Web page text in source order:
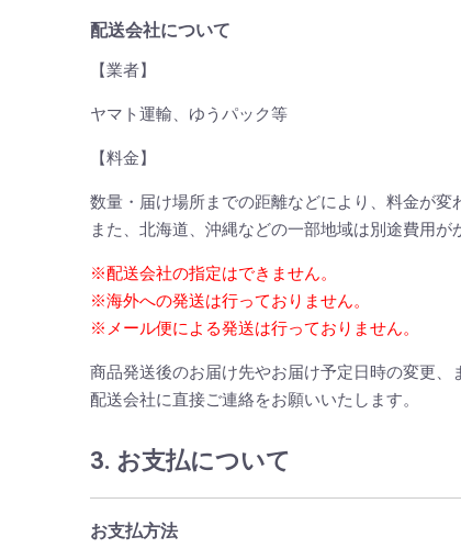
配送会社について
【業者】
ヤマト運輸、ゆうパック等
【料金】
数量・届け場所までの距離などにより、料金が変
また、北海道、沖縄などの一部地域は別途費用が
※配送会社の指定はできません。
※海外への発送は行っておりません。
※メール便による発送は行っておりません。
商品発送後のお届け先やお届け予定日時の変更
配送会社に直接ご連絡をお願いいたします。
3. お支払について
お支払方法